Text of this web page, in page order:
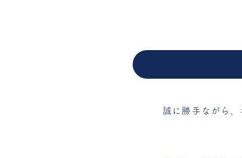
誠に勝手ながら